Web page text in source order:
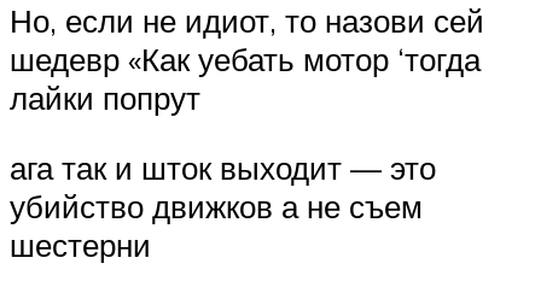
Но, если не идиот, то назови сей
шедевр «Как уебать мотор ‘тогда
лайки попрут
ага так и шток выходит — это
убийство движков а не съем
шестерни